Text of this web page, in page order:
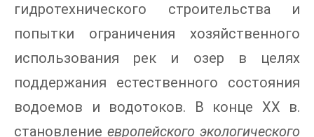
гидротехнического строительства и
попытки ограничения хозяйственного
использования рек и озер в целях
поддержания естественного состояния
водоемов и водотоков. В конце XX в.
становление европейского экологического